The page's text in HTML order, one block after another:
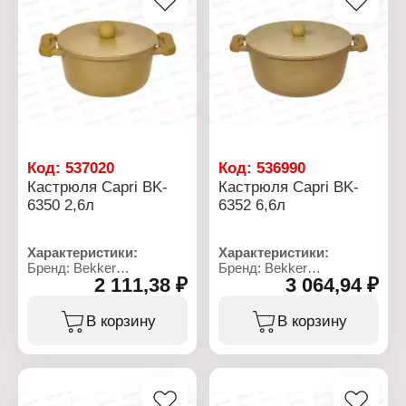
антипригарное титановое
покрытие
Тип варочной
поверхности: для всех
типов плит
Использование в
посудомоечной машине:
Объем: 6,1 л
Тип покрытия: с
мраморным
антипригарным
покрытием
Тип варочной
поверхности: для всех
Объем: 8 л
Код: 537020
Кастрюля Capri BK-
6350 2,6л
Характеристики:
Бренд: Bekker
Артикул: ВК-6350
Тип товара: Кастрюля
Диаметр: 20 см
2 111,38 ₽
В корзину
Код:536990
Кастрюля Capri BK-
6352 6,6л
Характеристики:
Бренд: Bekker
Артикул: ВК-6352
Тип товара: Кастрюля
Диаметр: 28 см
3 064,94 ₽
В корзину